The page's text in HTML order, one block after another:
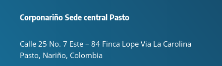
Corponariño Sede central Pasto
Calle 25 No. 7 Este – 84 Finca Lope Via La Carolina
Pasto, Nariño, Colombia